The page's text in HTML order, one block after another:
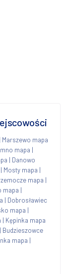
Marszewo mapa
mapa |
| Danowo
| Mosty mapa |
mapa |
mapa |
| Dobrosławiec
mapa |
| Kępinka mapa
| Budzieszowce
mapa |